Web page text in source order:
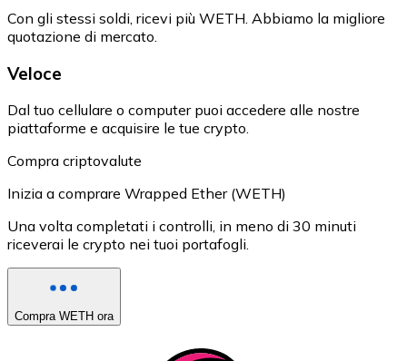
Con gli stessi soldi, ricevi più WETH. Abbiamo la migliore
quotazione di mercato.
Veloce
Dal tuo cellulare o computer puoi accedere alle nostre
piattaforme e acquisire le tue crypto.
Compra criptovalute
Inizia a comprare Wrapped Ether (WETH)
Una volta completati i controlli, in meno di 30 minuti
riceverai le crypto nei tuoi portafogli.
Compra WETH ora